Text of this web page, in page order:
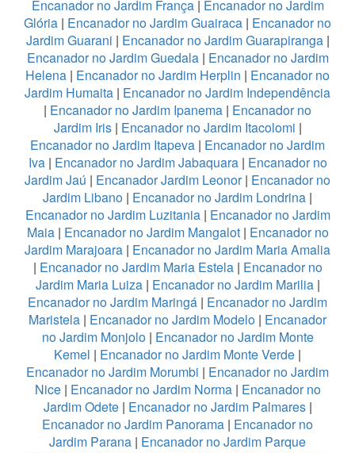
Encanador no Jardim França| Encanador no Jardim
Glória | Encanador no Jardim Guairaca | Encanador no
Jardim Guarani | Encanador no Jardim Guarapiranga|
Encanador no Jardim Guedala| Encanador no Jardim
Helena | Encanador no Jardim Herplin | Encanador no
Jardim Humaita | Encanador no Jardim Independência
| Encanador no Jardim Ipanema | Encanador no
Jardim Iris| Encanador no Jardim Itacolomi |
Encanador no Jardim Itapeva | Encanador no Jardim
Iva| Encanador no Jardim Jabaquara| Encanador no
Jardim Jaú | Encanador Jardim Leonor| Encanador no
Jardim Libano | Encanador no Jardim Londrina |
Encanador no Jardim Luzitania| Encanador no Jardim
Maia| Encanador no Jardim Mangalot| Encanador no
Jardim Marajoara | Encanador no Jardim Maria Amalia
| Encanador no Jardim Maria Estela| Encanador no
Jardim Maria Luiza| Encanador no Jardim Marilia|
Encanador no Jardim Maringá | Encanador no Jardim
Maristela | Encanador no Jardim Modelo | Encanador
no Jardim Monjolo| Encanador no Jardim Monte
Kemel | Encanador no Jardim Monte Verde |
Encanador no Jardim Morumbi | Encanador no Jardim
Nice| Encanador no Jardim Norma| Encanador no
Jardim Odete| Encanador no Jardim Palmares|
Encanador no Jardim Panorama | Encanador no
Jardim Parana | Encanador no Jardim Parque